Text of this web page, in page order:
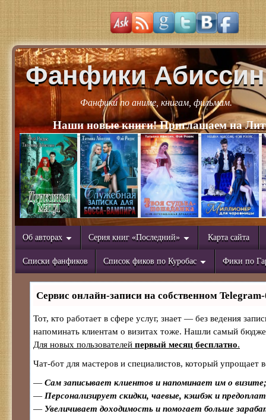
Фанфики Абиссин
Фанфики по аниме, книгам, фильмам.
Наши новые книги! Приглашаем на
Об авторах Серия книг «Последний» Карта сайта
Списки фанфиков Список фиков по Куробас Фики по
Сервис онлайн-записи на собственном Telegram-
Тот, кто работает в сфере услуг, знает — без ведения
напоминать клиентам о визитах тоже. Нашли самый
Для новых пользователей первый месяц бесплатно.
Чат-бот для мастеров и специалистов, который упрощает
— Сам записывает клиентов и напоминает им о визите;
— Персонализирует скидки, чаевые, кэшбэк и
— Увеличивает доходимость и помогает больше